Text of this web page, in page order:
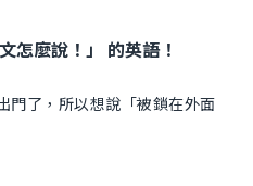
怎麼說！」 的英語！
門了，所以想說「被鎖在外面